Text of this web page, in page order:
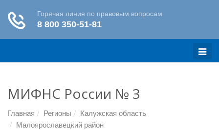
Меню
МИФНС России № 3
Главная Регионы
Калужская область
Малоярославецкий район